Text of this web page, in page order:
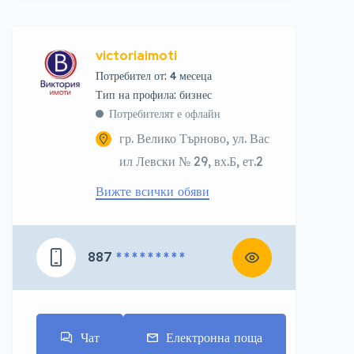
victoriaimoti
Потребител от: 4 месеца
тип на профила: бизнес
Потребителят е офлайн
гр. Велико Търново, ул. Вас
ил Левски № 29, вх.Б, ет.2
Вижте всички обяви
887 * * * * * * * * *
Чат Електронна поща